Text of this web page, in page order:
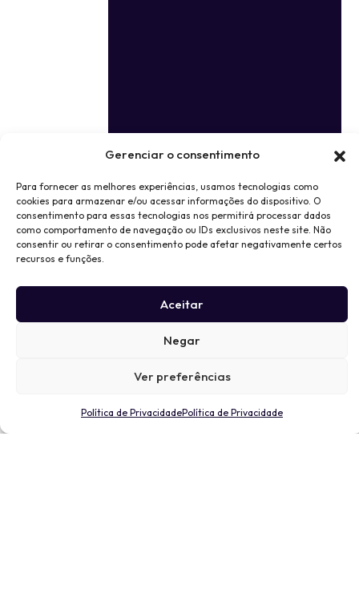
Gerenciar o consentimento
Para fornecer as melhores experiências, usamos tecnologias como
cookies para armazenar e/ou acessar informações do dispositivo. O
consentimento para essas tecnologias nos permitirá processar dados
como comportamento de navegação ou IDs exclusivos neste site. Não
consentir ou retirar o consentimento pode afetar negativamente certos
recursos e funções.
Aceitar
Negar
Ver preferências
Política de PrivacidadePolítica de Privacidade